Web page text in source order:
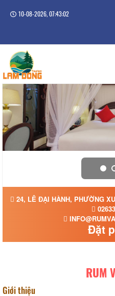
10-08-2026, 07:43:03
24, LÊ ĐẠI HÀNH, PHƯỜNG
Đặt
RUM
Giới thiệu